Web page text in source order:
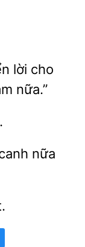
lời cho
nữa.”